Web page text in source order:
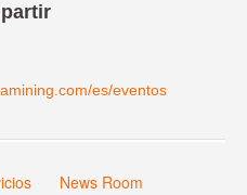
es/eventos
News Room